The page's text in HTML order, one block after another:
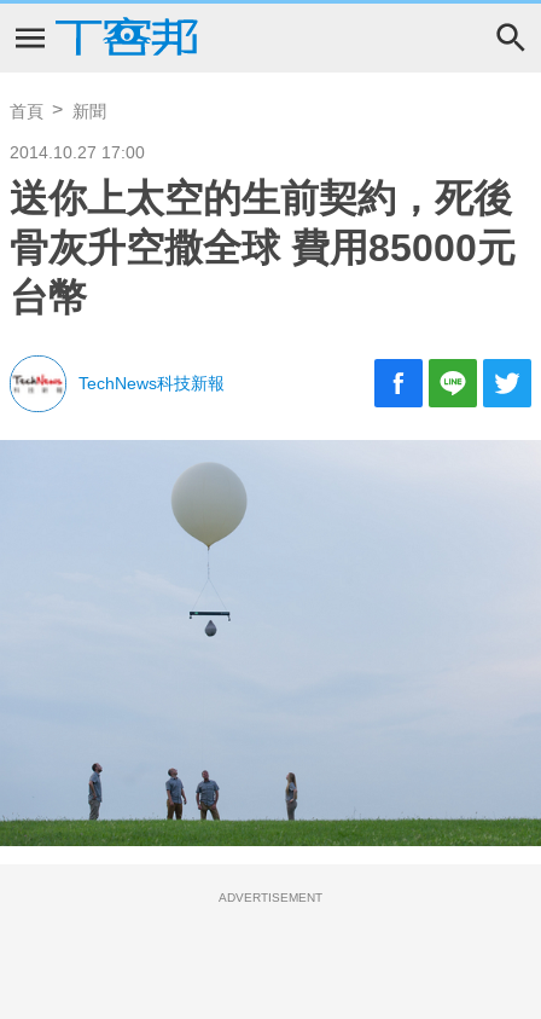
首頁 新聞
2014.10.27 17:00
送你上太空的生前契約，死後
骨灰升空撒全球 費用85000元
台幣
TechNews科技新報
ADVERTISEMENT